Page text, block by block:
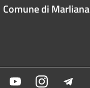
Comune di Marliana
Twitter YoutubeInstagram